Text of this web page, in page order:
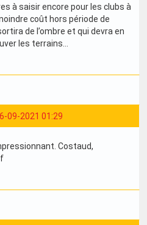
à saisir encore pour les clubs à
coût hors période de
de l’ombre et qui devra en
les terrains…
09-2021 01:29
Costaud,